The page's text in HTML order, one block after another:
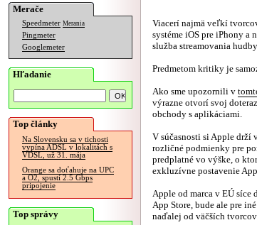
Merače
Speedmeter Merania
Pingmeter
Googlemeter
Hľadanie
Top články
Na Slovensku sa v tichosti
vypína ADSL v lokalitách s
VDSL, už 31. mája
Orange sa doťahuje na UPC
a O2, spustí 2.5 Gbps
pripojenie
Top správy
Viacerí najmä veľkí
systéme iOS pre iPhony a
služba streamovania
Predmetom kritiky je
Ako sme upozornili v
výrazne otvorí svoj
obchody s aplikáciami.
V súčasnosti si Apple drží
rozličné podmienky pre
predplatné vo výške, o
exkluzívne postavenie
Apple od marca v EÚ
App Store, bude ale pre
naďalej od väčších